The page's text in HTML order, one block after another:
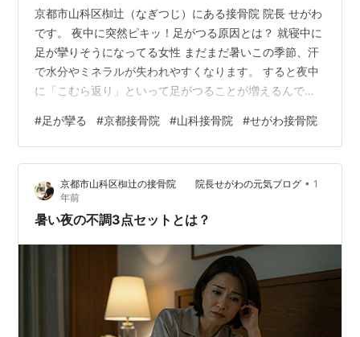
京都市山科区椥辻（なぎつじ）にある接骨院 院長 せがわ
です。 夜中に突然ピキッ！足がつる原因とは？ 就寝中に
足が攣りそうになってる女性 まだまだ暑いこの季節、汗
で水分やミネラルが失われやすくなります。 すると夜中
に「こむら返り」といって足がつることが増えるんで
つ。 対策としては、 １、寝る前にコップ1杯のお水を飲
む。 ２、ストレッチでふくらはぎを伸ばす。 このふたつ
をやればほぼ出ません。 頻繁に足がつる方は、体のバラ
ンスが崩れているサインかもしれません。 気になる方は
一度ご相談くださいね。 ※痛み、しびれでお困りの方は
お電話もしくは公式LINE…
#足が攣る #京都接骨院 #山科接骨院 #せがわ接骨院
京都市山科区椥辻の接骨院 院長せがわの元気ブログ • 1
年前
暑い夜の不調3点セットとは？